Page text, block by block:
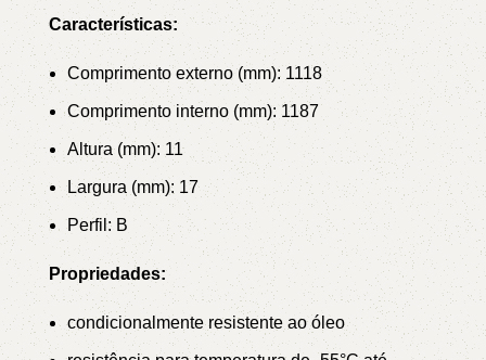
Características:
Comprimento externo (mm): 1118
Comprimento interno (mm): 1187
Altura (mm): 11
Largura (mm): 17
Perfil: B
Propriedades:
condicionalmente resistente ao óleo